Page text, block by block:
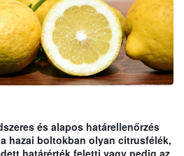
és alapos határellenőrzés
hazai boltokban olyan citrusfélék,